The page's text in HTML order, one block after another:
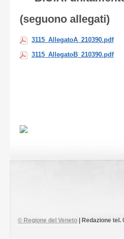
(seguono allegati)
3115_AllegatoA_210390.pdf
3115_AllegatoB_210390.pdf
© Regione del Veneto
| Redazione